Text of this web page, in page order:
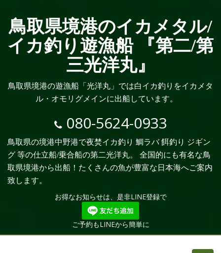
鳥取県境港のイカメタル/
イカ釣り遊漁船 『第二/第
三光洋丸』
鳥取県境港の遊漁船「光洋丸」では白イカ釣りをイカメタ
ル・オモリグメインに出船しています。
080-5624-0933
鳥取県の境港中野港で夜焚イカ釣り 鯛ラバ 餌釣り ジギン
グ 等の仕立船/乗合船の第二光洋丸。 全国的にも有名な鳥
取県境港から出船！たくさんの魚が豊富な日本海へご案内
致します。
お得なお知らせは、是非LINE登録で
ご予約もLINEから簡単に